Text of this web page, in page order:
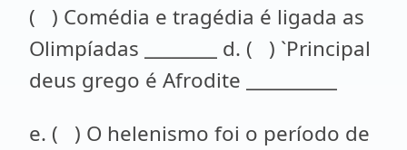
( ) Comédia e tragédia é ligada as
Olimpíadas ________ d. ( ) `Principal
deus grego é Afrodite __________
e. ( ) O helenismo foi o período de